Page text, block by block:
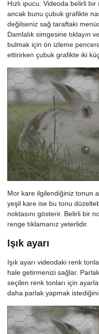
Hızlı ipucu: Videoda belirli
ancak bunu çubuk grafikte
değilseniz sağ taraftaki
Damlalık simgesine tıklayın
bulmak için ön izleme
ettirirken çubuk grafikte iki
Mor kare ilgilendiğiniz tonun
yeşil kare ise bu tonu
noktasını gösterir. Belirli bir
renge tıklamanız yeterlidir.
Işık ayarı
Işık ayarı videodaki renk
hale getirmenizi sağlar.
seçilen renk tonları için
daha parlak yapmak